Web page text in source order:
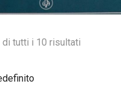
tutti i 10 risultati